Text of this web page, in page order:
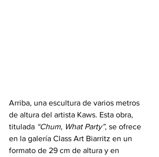
Arriba, una escultura de varios metros
de altura del artista Kaws. Esta obra,
titulada “Chum, What Party”, se ofrece
en la galería Class Art Biarritz en un
formato de 29 cm de altura y en